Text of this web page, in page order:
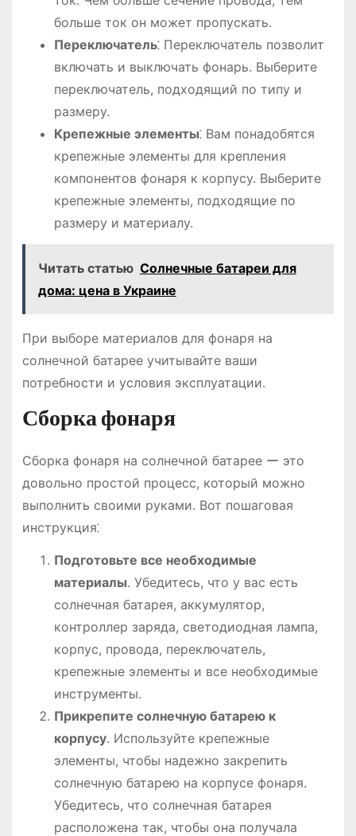
больше ток он может пропускать.
Переключатель⁚ Переключатель позволит
включать и выключать фонарь. Выберите
переключатель, подходящий по типу и
размеру.
Крепежные элементы⁚ Вам понадобятся
крепежные элементы для крепления
компонентов фонаря к корпусу. Выберите
крепежные элементы, подходящие по
размеру и материалу.
Читать статью Солнечные батареи для
дома: цена в Украине
При выборе материалов для фонаря на
солнечной батарее учитывайте ваши
потребности и условия эксплуатации.
Сборка фонаря
Сборка фонаря на солнечной батарее ー это
довольно простой процесс, который можно
выполнить своими руками. Вот пошаговая
инструкция⁚
Подготовьте все необходимые
материалы. Убедитесь, что у вас есть
солнечная батарея, аккумулятор,
контроллер заряда, светодиодная лампа,
корпус, провода, переключатель,
крепежные элементы и все необходимые
инструменты.
Прикрепите солнечную батарею к
корпусу. Используйте крепежные
элементы, чтобы надежно закрепить
солнечную батарею на корпусе фонаря.
Убедитесь, что солнечная батарея
расположена так, чтобы она получала